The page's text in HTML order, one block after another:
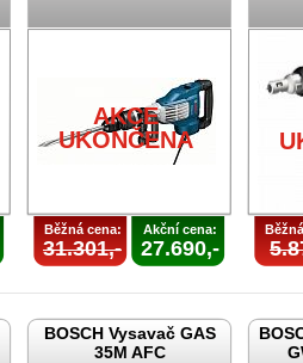
AKCE
UKONČENA
Běžná cena:
31.301,-
Akční cena:
27.690,-
BOSCH Vysavač GAS
35M AFC